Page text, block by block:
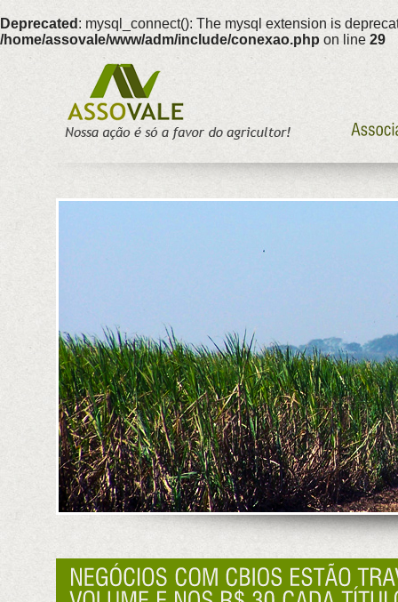
Deprecated : mysql_connect(): The mysql extension is
/home/assovale/www/adm/include/conexao.php on line 29